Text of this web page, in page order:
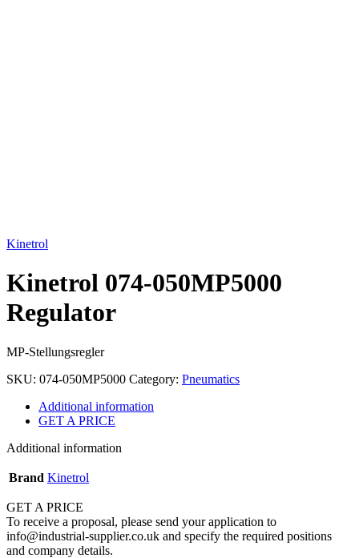
Kinetrol
Kinetrol 074-050MP5000
Regulator
MP-Stellungsregler
SKU: 074-050MP5000 Category: Pneumatics
Additional information
GET A PRICE
Additional information
Brand Kinetrol
GET A PRICE
To receive a proposal, please send your application to
info@industrial-supplier.co.uk and specify the required positions
and company details.